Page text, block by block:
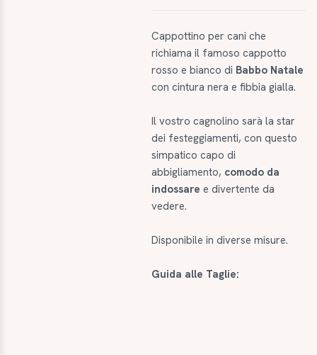
Cappottino per cani che
richiama il famoso cappotto
rosso e bianco di Babbo Natale
con cintura nera e fibbia gialla.
Il vostro cagnolino sarà la star
dei festeggiamenti, con questo
simpatico capo di
abbigliamento, comodo da
indossare e divertente da
vedere.
Disponibile in diverse misure.
Guida alle Taglie: